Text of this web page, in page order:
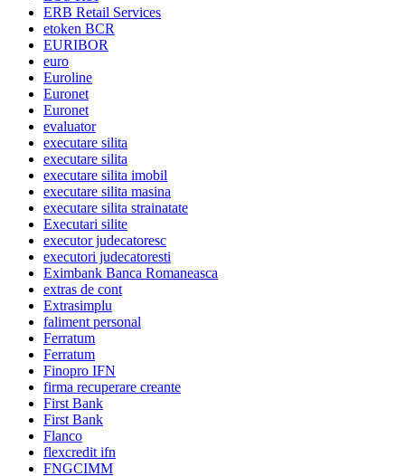
ERB Retail Services
etoken BCR
EURIBOR
euro
Euroline
Euronet
Euronet
evaluator
executare silita
executare silita
executare silita imobil
executare silita masina
executare silita strainatate
Executari silite
executor judecatoresc
executori judecatoresti
Eximbank Banca Romaneasca
extras de cont
Extrasimplu
faliment personal
Ferratum
Ferratum
Finopro IFN
firma recuperare creante
First Bank
First Bank
Flanco
flexcredit ifn
FNGCIMM